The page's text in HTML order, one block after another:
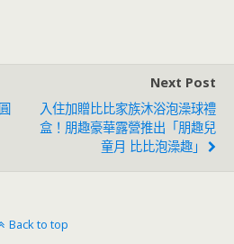
Next Post
入住加贈比比家族沐浴泡澡球禮
盒！朋趣豪華露營推出「朋趣兒
童月 比比泡澡趣」
Back to top